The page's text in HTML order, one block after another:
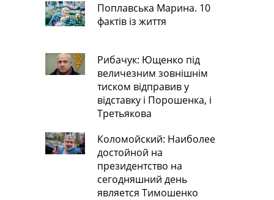
Поплавська Марина. 10
фактів із життя
Рибачук: Ющенко під
величезним зовнішнім
тиском відправив у
відставку і Порошенка, і
Третьякова
Коломойский: Наиболее
достойной на
президентство на
сегодняшний день
является Тимошенко